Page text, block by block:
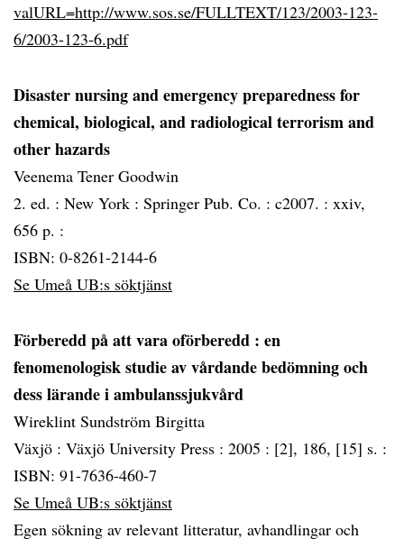
valURL=http://www.sos.se/FULLTEXT/123/2003-123-
6/2003-123-6.pdf
Disaster nursing and emergency preparedness for
chemical, biological, and radiological terrorism and
other hazards
Veenema Tener Goodwin
2. ed. : New York : Springer Pub. Co. : c2007. : xxiv,
656 p. :
ISBN: 0-8261-2144-6
Se Umeå UB:s söktjänst
Förberedd på att vara oförberedd : en
fenomenologisk studie av vårdande bedömning och
dess lärande i ambulanssjukvård
Wireklint Sundström Birgitta
Växjö : Växjö University Press : 2005 : [2], 186, [15] s. :
ISBN: 91-7636-460-7
Se Umeå UB:s söktjänst
Egen sökning av relevant litteratur, avhandlingar och